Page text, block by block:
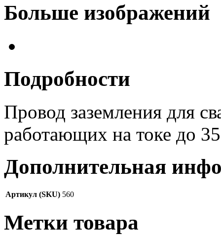
Больше изображений
Подробности
Провод заземления для
работающих на токе до
Дополнительная
Артикул (SKU) 560
Метки товара